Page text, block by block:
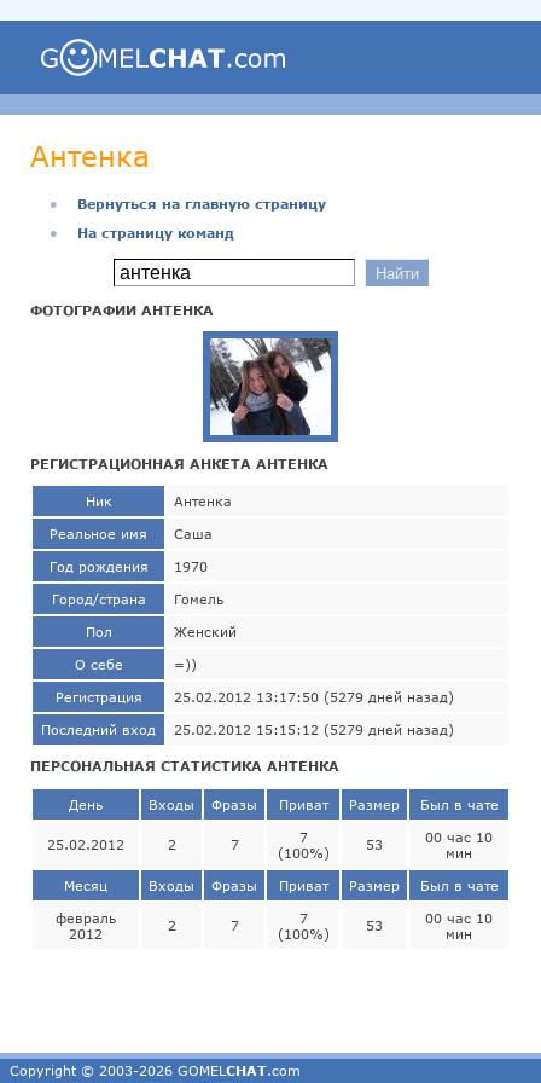
Антенка
●
Вернуться на главную страницу
●
На страницу команд
ФОТОГРАФИИ АНТЕНКА
РЕГИСТРАЦИОННАЯ АНКЕТА АНТЕНКА
Ник Антенка
Реальное имя Саша
Год рождения 1970
Город/страна Гомель
Пол Женский
О себе =))
Регистрация 25.02.2012 13:17:50 (5279 дней назад)
Последний вход 25.02.2012 15:15:12 (5279 дней назад)
ПЕРСОНАЛЬНАЯ СТАТИСТИКА АНТЕНКА
День Входы Фразы Приват Размер Был в чате
25.02.2012 2 7
7
(100%)
53
00 час 10
мин
Месяц Входы Фразы Приват Размер Был в чате
февраль
2012
2 7
7
(100%)
53
00 час 10
мин
Copyright © 2003-2026 GOMEL CHAT.com